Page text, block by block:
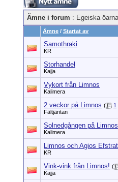
Ämne i forum : Egeiska
Ämne / Startat av
Samothraki
KR
Storhandel
Kajja
Vykort från Limnos
Kalimera
2 veckor på Limnos ( 1
Fältjäntan
Solnedgången på Limnos
Kalimera
Limnos och Agios
KR
Vink-vink från Limnos! (
Kajja